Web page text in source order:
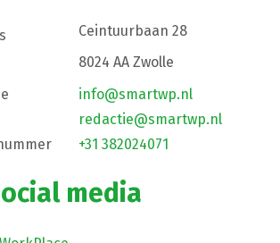
Ceintuurbaan 28
8024 AA Zwolle
info@smartwp.nl
redactie@smartwp.nl
+31 382024071
media